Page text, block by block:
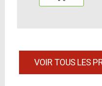
VOIR TOUS LES